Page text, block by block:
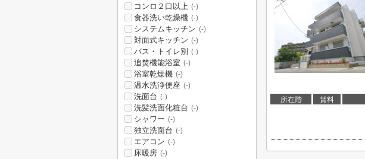
所在階 賃料
コンロ２口以上 (-)
食器洗い乾燥機 (-)
システムキッチン (-)
対面式キッチン (-)
バス・トイレ別 (-)
追焚機能浴室 (-)
浴室乾燥機 (-)
温水洗浄便座 (-)
洗面台 (-)
洗髪洗面化粧台 (-)
シャワー (-)
独立洗面台 (-)
エアコン (-)
床暖房 (-)